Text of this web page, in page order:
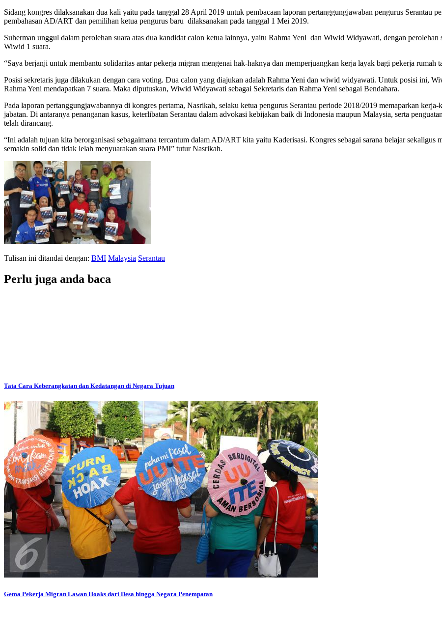
Sidang kongres dilaksanakan dua kali yaitu pada tanggal 28 April 2019 untuk pembacaan laporan pertanggungjawaban pengurus Serantau
pembahasan AD/ART dan pemilihan ketua pengurus baru dilaksanakan pada tanggal 1 Mei 2019.
Suherman unggul dalam perolehan suara atas dua kandidat calon ketua lainnya, yaitu Rahma Yeni dan Wiwid Widyawati, dengan perolehan
Wiwid 1 suara.
“Saya berjanji untuk membantu solidaritas antar pekerja migran mengenai hak-haknya dan memperjuangkan kerja layak bagi pekerja
Posisi sekretaris juga dilakukan dengan cara voting. Dua calon yang diajukan adalah Rahma Yeni dan wiwid widyawati. Untuk posisi ini,
Rahma Yeni mendapatkan 7 suara. Maka diputuskan, Wiwid Widyawati sebagai Sekretaris dan Rahma Yeni sebagai Bendahara.
Pada laporan pertanggungjawabannya di kongres pertama, Nasrikah, selaku ketua pengurus Serantau periode 2018/2019 memaparkan
jabatan. Di antaranya penanganan kasus, keterlibatan Serantau dalam advokasi kebijakan baik di Indonesia maupun Malaysia, serta
telah dirancang.
“Ini adalah tujuan kita berorganisasi sebagaimana tercantum dalam AD/ART kita yaitu Kaderisasi. Kongres sebagai sarana belajar
semakin solid dan tidak lelah menyuarakan suara PMI” tutur Nasrikah.
Tulisan ini ditandai dengan: BMI Malaysia Serantau
Perlu juga anda baca
Tata Cara Keberangkatan dan Kedatangan di Negara Tujuan
Gema Pekerja Migran Lawan Hoaks dari Desa hingga Negara Penempatan